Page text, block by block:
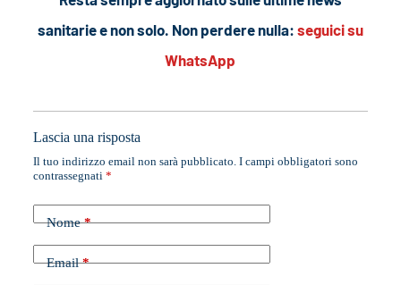
sanitarie e non solo. Non perdere nulla: seguici su
WhatsApp
Lascia una risposta
Il tuo indirizzo email non sarà pubblicato. I campi obbligatori sono
contrassegnati *
Nome*
Email*